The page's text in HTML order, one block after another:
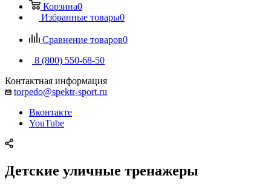
Корзина0
Избранные товары0
Сравнение товаров0
8 (800) 550-68-50
Контактная информация
torpedo@spektr-sport.ru
Вконтакте
YouTube
Детские уличные тренажеры